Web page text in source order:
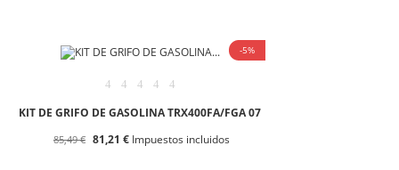
-5%
KIT DE GRIFO DE GASOLINA TRX400FA/FGA 07
85,49 € 81,21 € Impuestos incluidos